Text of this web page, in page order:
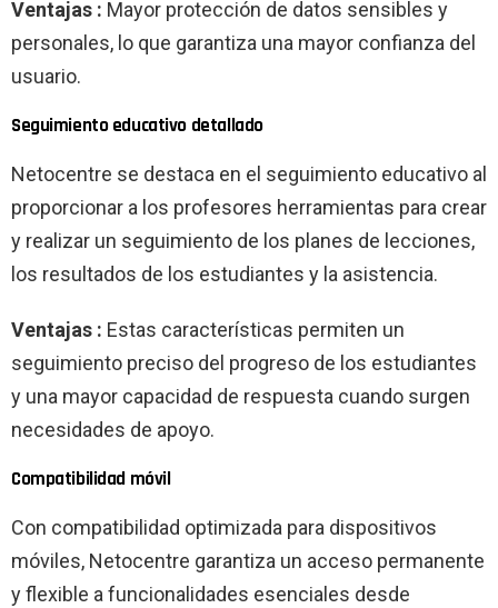
Ventajas : Mayor protección de datos sensibles y
personales, lo que garantiza una mayor confianza del
usuario.
Seguimiento educativo detallado
Netocentre se destaca en el seguimiento educativo al
proporcionar a los profesores herramientas para crear
y realizar un seguimiento de los planes de lecciones,
los resultados de los estudiantes y la asistencia.
Ventajas : Estas características permiten un
seguimiento preciso del progreso de los estudiantes
y una mayor capacidad de respuesta cuando surgen
necesidades de apoyo.
Compatibilidad móvil
Con compatibilidad optimizada para dispositivos
móviles, Netocentre garantiza un acceso permanente
y flexible a funcionalidades esenciales desde